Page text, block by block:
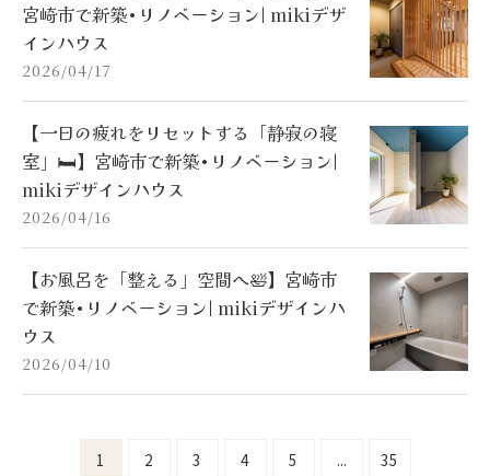
宮崎市で新築•リノベーション| mikiデザ
インハウス
2026/04/17
【一日の疲れをリセットする「静寂の寝
室」🛏️】宮崎市で新築•リノベーション|
mikiデザインハウス
2026/04/16
【お風呂を「整える」空間へ🛀】宮崎市
で新築•リノベーション| mikiデザインハ
ウス
2026/04/10
1 2 3 4 5 ... 35